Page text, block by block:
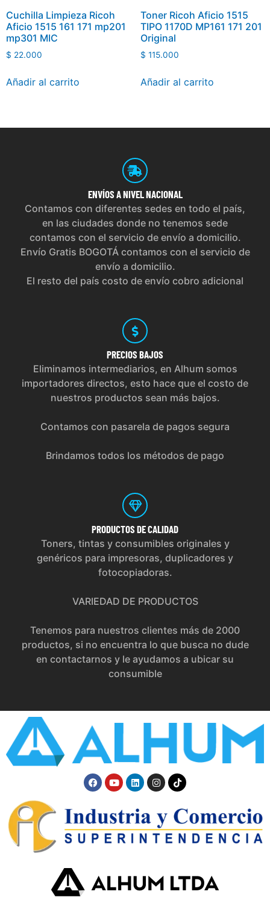
Cuchilla Limpieza Ricoh
Aficio 1515 161 171 mp201
mp301 MIC
$ 22.000
Añadir al carrito
Toner Ricoh Aficio 1515
TIPO 1170D MP161 171 201
Original
$ 115.000
Añadir al carrito
ENVÍOS A NIVEL NACIONAL
Contamos con diferentes sedes en todo el país,
en las ciudades donde no tenemos sede
contamos con el servicio de envío a domicilio.
Envío Gratis BOGOTÁ contamos con el servicio de
envío a domicilio.
El resto del país costo de envío cobro adicional
PRECIOS BAJOS
Eliminamos intermediarios, en Alhum somos
importadores directos, esto hace que el costo de
nuestros productos sean más bajos.
Contamos con pasarela de pagos segura
Brindamos todos los métodos de pago
PRODUCTOS DE CALIDAD
Toners, tintas y consumibles originales y
genéricos para impresoras, duplicadores y
fotocopiadoras.
VARIEDAD DE PRODUCTOS
Tenemos para nuestros clientes más de 2000
productos, si no encuentra lo que busca no dude
en contactarnos y le ayudamos a ubicar su
consumible